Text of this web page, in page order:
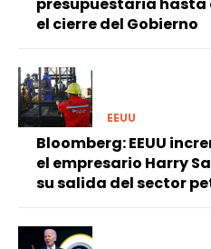
presupuestaria
el cierre del Gobierno
EEUU
Bloomberg: EEUU
el empresario Harry
su salida del sector